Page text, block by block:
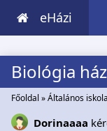
eHázi
Biológia
Főoldal »Általános iskola
Dorinaaaa